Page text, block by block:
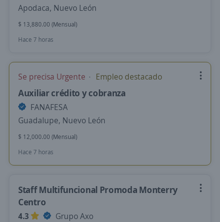
Apodaca, Nuevo León
$ 13,880.00 (Mensual)
Hace 7 horas
Se precisa Urgente Empleo destacado
Auxiliar crédito y cobranza
FANAFESA
Guadalupe, Nuevo León
$ 12,000.00 (Mensual)
Hace 7 horas
Staff Multifuncional Promoda Monterry
Centro
4.3
Grupo Axo